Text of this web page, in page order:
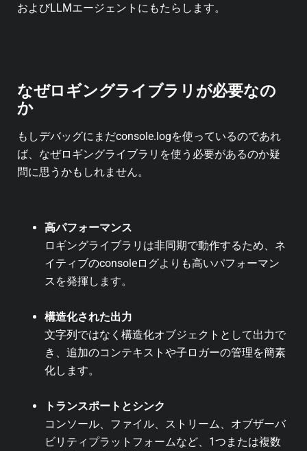
およびLLMエージェントにもたらします。
なぜロギングライブラリが必要なの
か
もしデバッグにまだconsole.logを使っているのであれ
ば、なぜロギングライブラリを使う必要があるのか疑
問に思うかもしれません。
高パフォーマンス
ロギングライブラリは非同期で動作するため、ネ
イティブのconsoleログよりも高いパフォーマン
スを発揮します。
構造化された出力
文字列ではなく構造化オブジェクトとして出力で
き、追加のコンテキストや子ロガーの管理を簡素
化します。
トランスポートとシンク
コンソール、ファイル、ストリーム、オブザーバ
ビリティプラットフォームなど、1つまたは複数